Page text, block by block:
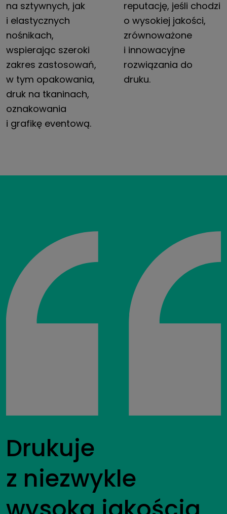
na sztywnych, jak
i elastycznych
nośnikach,
wspierając szeroki
zakres zastosowań,
w tym opakowania,
druk na tkaninach,
oznakowania
i grafikę eventową.
reputację, jeśli chodzi
o wysokiej jakości,
zrównoważone
i innowacyjne
rozwiązania do
druku.
Drukuje
z niezwykle